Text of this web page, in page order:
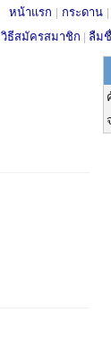
หน้าแรก | กระดาน |
วิธีสมัครสมาชิก | ลืม